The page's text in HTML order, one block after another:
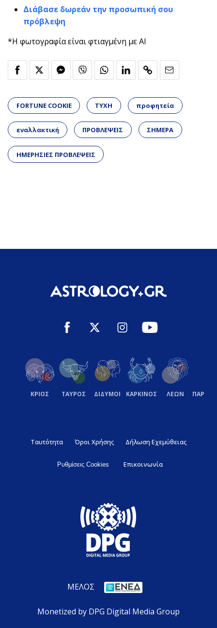
Διάβασε δωρεάν την προσωπική σου
πρόβλεψη
*Η φωτογραφία είναι φτιαγμένη με AI
FORTUNE COOKIE ΤΥΧΗ προφητεία
εναλλακτική ΠΡΟΒΛΕΨΕΙΣ ΣΗΜΕΡΑ
ΗΜΕΡΗΣΙΕΣ ΠΡΟΒΛΕΨΕΙΣ
ΚΡΙΟΣ ΤΑΥΡΟΣ ΔΙΔΥΜΟΙ ΚΑΡΚΙΝΟΣ ΛΕΩΝ
Ταυτότητα Όροι Χρήσης Δήλωση Εχεμύθειας
Ρυθμίσεις Cookies Επικοινωνία
ΜΕΛΟΣ
Monetized by DPG Digital Media Group